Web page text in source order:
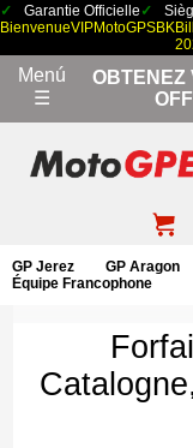
Garantie Officielle
BienvenueVIPMotoGPSBK
Menú
☰
OBTENEZ
GP Jerez GP Aragon
Équipe Francophone